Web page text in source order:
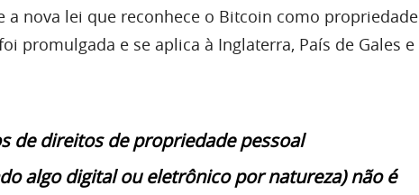
a nova lei que reconhece o Bitcoin como propriedade
promulgada e se aplica à Inglaterra, País de Gales e
de direitos de propriedade pessoal
algo digital ou eletrônico por natureza) não é